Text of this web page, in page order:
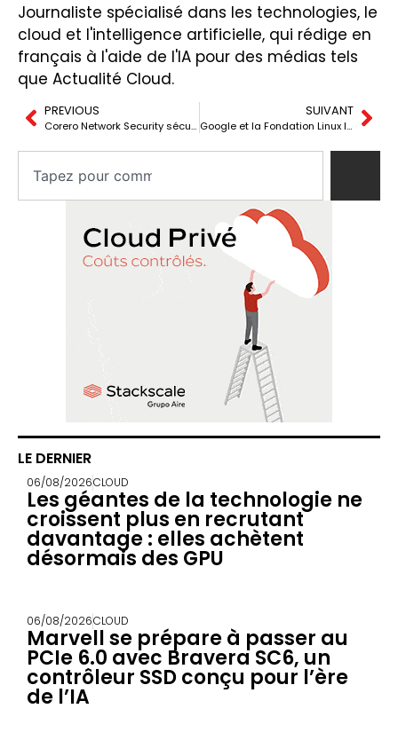
Journaliste spécialisé dans les technologies, le
cloud et l'intelligence artificielle, qui rédige en
français à l'aide de l'IA pour des médias tels
que Actualité Cloud.
PREVIOUS
Corero Network Security sécurise des contrats de plus de 4 millions de dollars et étend l’adoption mondiale de ses solutions contre les DDoS
SUIVANT
Google et la Fondation Linux lancent l’initiative « Supporters of Chromium-Based Browsers »
LE DERNIER
06/08/2026CLOUD
Les géantes de la technologie ne
croissent plus en recrutant
davantage : elles achètent
désormais des GPU
06/08/2026CLOUD
Marvell se prépare à passer au
PCIe 6.0 avec Bravera SC6, un
contrôleur SSD conçu pour l’ère
de l’IA